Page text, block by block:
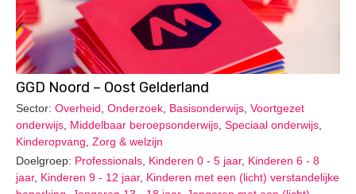
GGD Noord – Oost Gelderland
Sector: Overheid, Onderzoek, Basisonderwijs, Voortgezet
onderwijs, Middelbaar beroepsonderwijs, Speciaal onderwijs,
Kinderopvang, Zorg & welzijn
Doelgroep: Professionals Kinderen 0 - 5 jaar, Kinderen 6 - 8
jaar, Kinderen 9 - 12 jaar, Kinderen met een (licht) verstandelijke